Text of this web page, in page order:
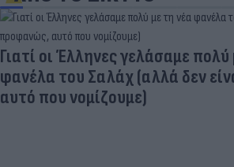
Γιατί οι Έλληνες γελάσαμε
φανέλα του Σαλάχ (αλλά δεν
αυτό που νομίζουμε)